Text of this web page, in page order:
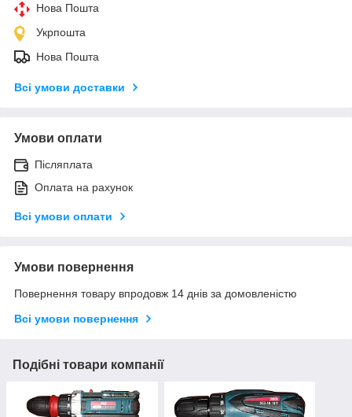
Нова Пошта
Укрпошта
Нова Пошта
Всі умови доставки
Умови оплати
Післяплата
Оплата на рахунок
Всі умови оплати
Умови повернення
Повернення товару впродовж 14 днів за домовленістю
Всі умови повернення
Подібні товари компанії